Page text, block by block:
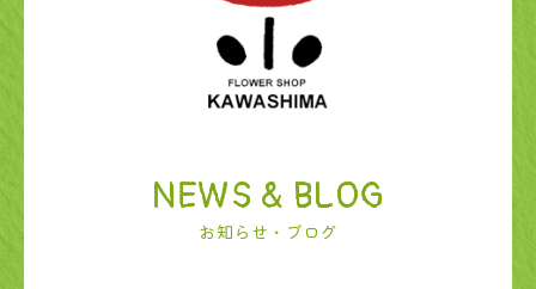
NEWS & BLOG
お知らせ・ブログ